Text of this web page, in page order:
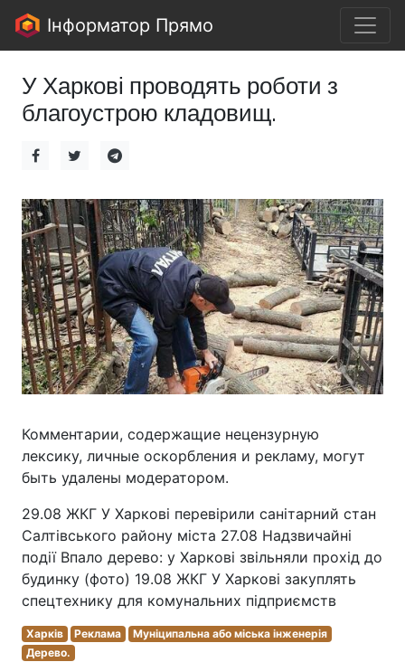
Інформатор Прямо
У Харкові проводять роботи з
благоустрою кладовищ.
Комментарии, содержащие нецензурную
лексику, личные оскорбления и рекламу, могут
быть удалены модератором.
29.08 ЖКГ У Харкові перевірили санітарний стан
Салтівського району міста 27.08 Надзвичайні
події Впало дерево: у Харкові звільняли прохід до
будинку (фото) 19.08 ЖКГ У Харкові закуплять
спецтехнику для комунальних підприємств
Харків Реклама
Муніципальна або міська інженерія
Дерево.